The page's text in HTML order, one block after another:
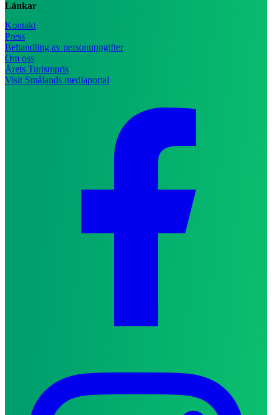
Länkar
Kontakt
Press
Behandling av personuppgifter
Om oss
Årets Turismpris
Visit Smålands mediaportal